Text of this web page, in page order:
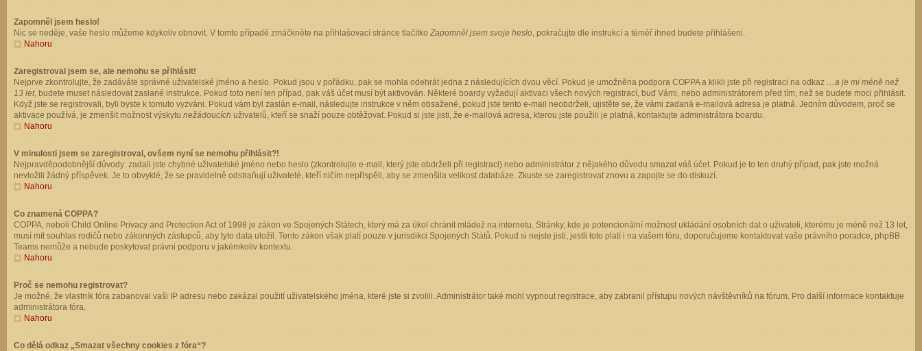
Zapomněl jsem heslo!
Nic se neděje, vaše heslo můžeme kdykoliv obnovit. V tomto případě zmáčkněte na přihlašovací stránce tlačítko Zapomněl jsem svoje heslo, pokračujte dle instrukcí a téměř ihned budete přihlášeni.
Nahoru
Zaregistroval jsem se, ale nemohu se přihlásit!
Nejprve zkontrolujte, že zadáváte správné uživatelské jméno a heslo. Pokud jsou v pořádku, pak se mohla odehrát jedna z následujících dvou věcí. Pokud je umožněna podpora COPPA a klikli jste při registraci na odkaz …a je mi méně než
13 let, budete muset následovat zaslané instrukce. Pokud toto není ten případ, pak váš účet musí být aktivován. Některé boardy vyžadují aktivaci všech nových registrací, buď Vámi, nebo administrátorem před tím, než se budete moci přihlásit.
Když jste se registrovali, byli byste k tomuto vyzváni. Pokud vám byl zaslán e-mail, následujte instrukce v něm obsažené, pokud jste tento e-mail neobdrželi, ujistěte se, že vámi zadaná e-mailová adresa je platná. Jedním důvodem, proč se
aktivace používá, je zmenšit možnost výskytu nežádoucích uživatelů, kteří se snaží pouze obtěžovat. Pokud si jste jisti, že e-mailová adresa, kterou jste použili je platná, kontaktujte administrátora boardu.
Nahoru
V minulosti jsem se zaregistroval, ovšem nyní se nemohu přihlásit?!
Nejpravděpodobnější důvody: zadali jste chybné uživatelské jméno nebo heslo (zkontrolujte e-mail, který jste obdrželi při registraci) nebo administrátor z nějakého důvodu smazal váš účet. Pokud je to ten druhý případ, pak jste možná
nevložili žádný příspěvek. Je to obvyklé, že se pravidelně odstraňují uživatelé, kteří ničím nepřispěli, aby se zmenšila velikost databáze. Zkuste se zaregistrovat znovu a zapojte se do diskuzí.
Nahoru
Co znamená COPPA?
COPPA, neboli Child Online Privacy and Protection Act of 1998 je zákon ve Spojených Státech, který má za úkol chránit mládež na internetu. Stránky, kde je potencionální možnost ukládání osobních dat o uživateli, kterému je méně než 13 let,
musí mít souhlas rodičů nebo zákonných zástupců, aby tyto data uložil. Tento zákon však platí pouze v jurisdikci Spojených Států. Pokud si nejste jisti, jestli toto platí i na vašem fóru, doporučujeme kontaktovat vaše právního poradce, phpBB
Teams nemůže a nebude poskytovat právni podporu v jakémkoliv kontextu.
Nahoru
Proč se nemohu registrovat?
Je možné, že vlastník fóra zabanoval vaši IP adresu nebo zakázal použití uživatelského jména, které jste si zvolili. Administrátor také mohl vypnout registrace, aby zabranil přístupu nových návštěvníků na fórum. Pro další informace kontaktuje
administrátora fóra.
Nahoru
Co dělá odkaz „Smazat všechny cookies z fóra“?